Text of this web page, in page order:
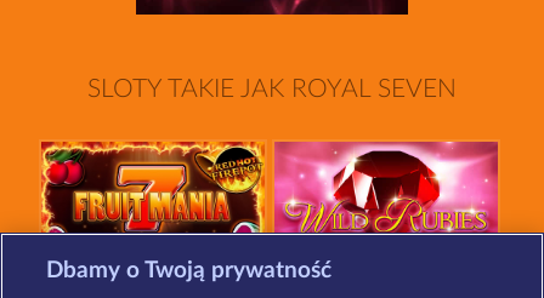
SLOTY TAKIE JAK ROYAL SEVEN
Fruit Mania RHFP
Dbamy o Twoją prywatność